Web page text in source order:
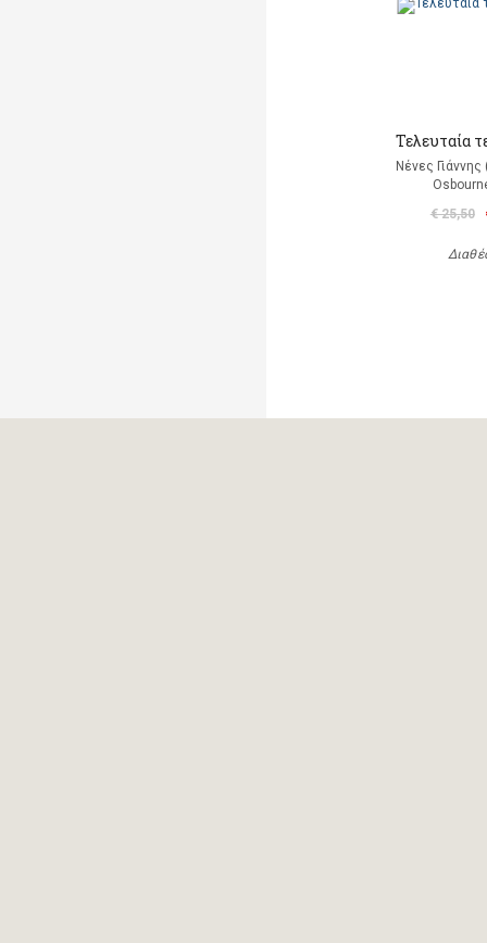
Τελευταία
Νένες
€ 25,50